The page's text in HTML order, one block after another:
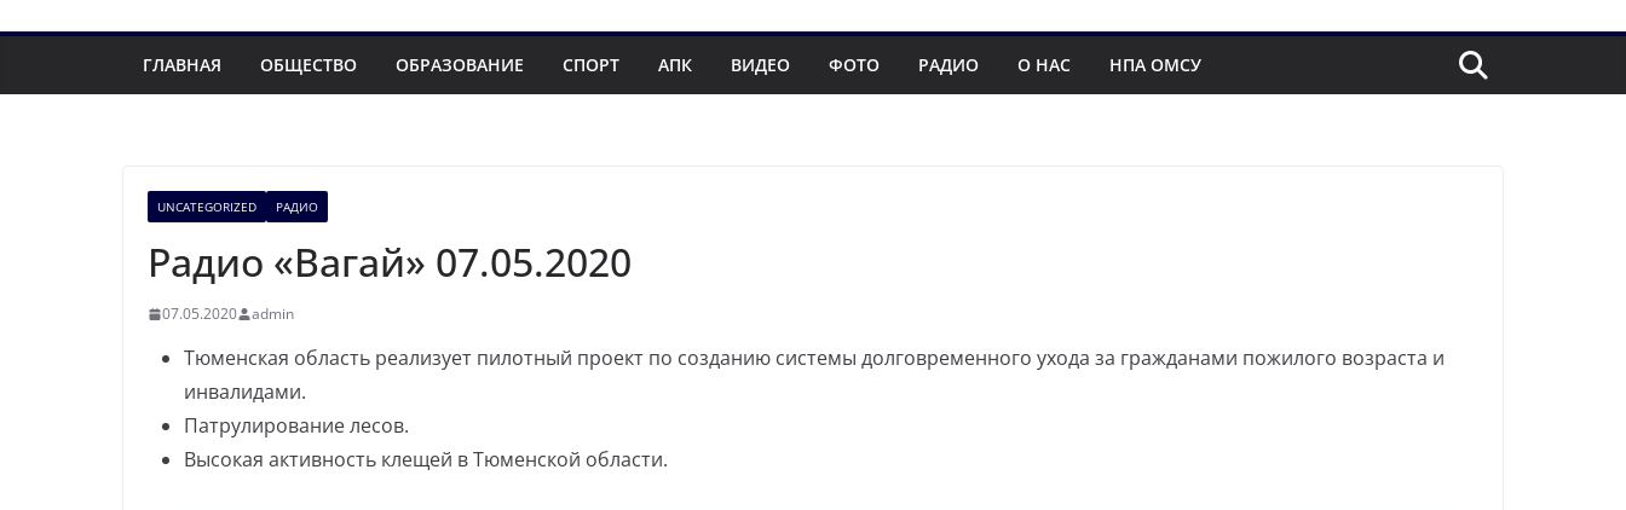
ГЛАВНАЯ ОБЩЕСТВО ОБРАЗОВАНИЕ СПОРТ АПК ВИДЕО ФОТО РАДИО О НАС НПА ОМСУ
UNCATEGORIZED РАДИО
Радио «Вагай» 07.05.2020
07.05.2020 admin
Тюменская область реализует пилотный проект по созданию системы долговременного ухода за гражданами пожилого возраста и
инвалидами.
Патрулирование лесов.
Высокая активность клещей в Тюменской области.